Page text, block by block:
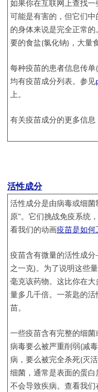
如果你在互联网上查找
可能是有害的，但它们
的身体来说是完全正常
要的食盐(氯化钠)，大量
每种疫苗的患者信息传单
均有疫苗成分列表。参见
上。
有关疫苗成分的更多信息
活性成分
活性成分是由病毒或细
原”。它们挑战免疫系
看我们的动画疫苗是如何
疫苗含有微量的活性成
之一克)。为了说明这些
毫克该药物。这比你在
量多几千倍。一茶匙的
苗。
一些疫苗含有完整的细
病毒要么被严重削弱(减
病，要么被完全杀死(灭
细菌，通常是表面的蛋
不会导致疾病。查看我们